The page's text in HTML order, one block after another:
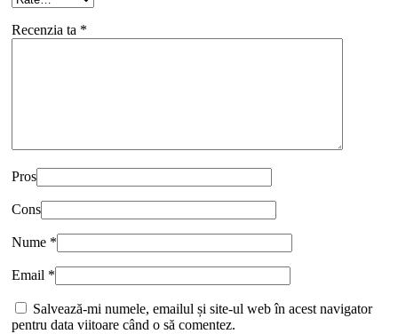
Recenzia ta *
Pros
Cons
Nume *
Email *
Salvează-mi numele, emailul și site-ul web în acest navigator
pentru data viitoare când o să comentez.